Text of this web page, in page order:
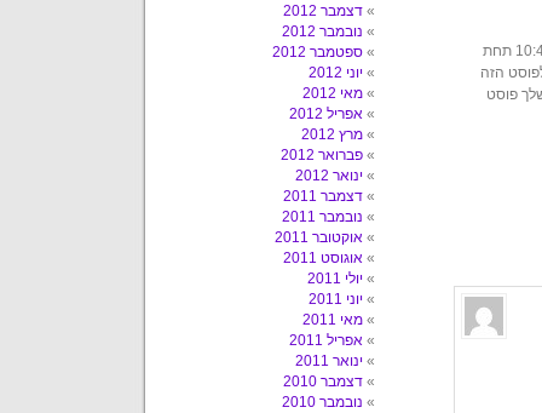
הפוסט הזה נכתב על ידי עשבר ביום ראשון, 21 בנובמבר, 2010 בשעה 10:48 תחת
הזה
פוסט
דצמבר 2012
נובמבר 2012
ספטמבר 2012
יוני 2012
מאי 2012
אפריל 2012
מרץ 2012
פברואר 2012
ינואר 2012
דצמבר 2011
נובמבר 2011
אוקטובר 2011
אוגוסט 2011
יולי 2011
יוני 2011
מאי 2011
אפריל 2011
ינואר 2011
דצמבר 2010
נובמבר 2010